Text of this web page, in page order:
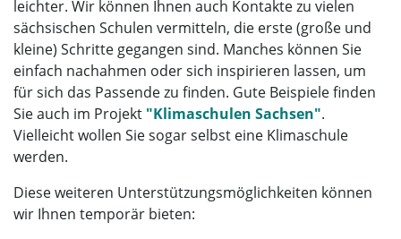
leichter. Wir können Ihnen auch Kontakte zu vielen
sächsischen Schulen vermitteln, die erste (große und
kleine) Schritte gegangen sind. Manches können Sie
einfach nachahmen oder sich inspirieren lassen, um
für sich das Passende zu finden. Gute Beispiele finden
Sie auch im Projekt "Klimaschulen Sachsen".
Vielleicht wollen Sie sogar selbst eine Klimaschule
werden.
Diese weiteren Unterstützungsmöglichkeiten können
wir Ihnen temporär bieten: